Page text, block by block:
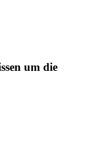
um die